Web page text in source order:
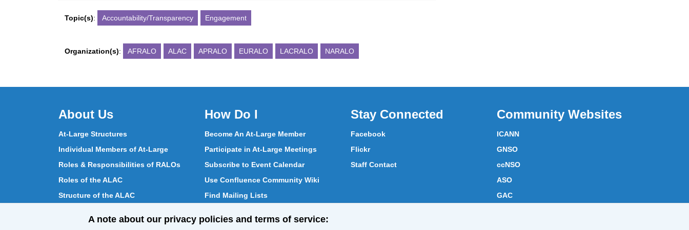
Topic(s): Accountability/Transparency Engagement
Organization(s): AFRALO ALAC APRALO EURALO LACRALO NARALO
About Us
At-Large Structures
Individual Members of At-Large
Roles & Responsibilities of RALOs
Roles of the ALAC
Structure of the ALAC
How ALAC Differs from At-Large
How Do I
Become An At-Large Member
Participate in At-Large Meetings
Subscribe to Event Calendar
Use Confluence Community Wiki
Find Mailing Lists
Stay Connected
Facebook
Flickr
Staff Contact
Community Websites
ICANN
GNSO
ccNSO
ASO
GAC
A note about our privacy policies and terms of service: